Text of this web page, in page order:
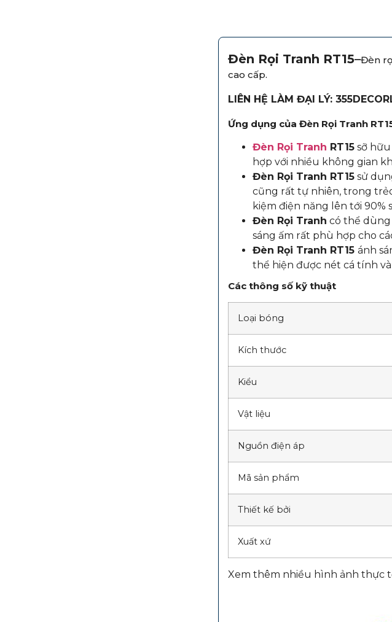
Đèn Rọi Tranh RT15–Đèn
cao cấp.
LIÊN HỆ LÀM ĐẠI LÝ:
Ứng dụng của Đèn Rọi Tranh
Đèn Rọi Tranh RT15sỡ hữu
hợp với nhiều không gian
Đèn Rọi Tranh RT15sử
cũng rất tự nhiên, trong
kiệm điện năng lên tới 90%
Đèn Rọi Tranh có thể dùng
sáng ấm rất phù hợp cho
Đèn Rọi Tranh RT15 ánh
thể hiện được nét cá tính
Các thông số kỹ thuật
Loại bóng
Kích thước
Kiểu
Vật liệu
Nguồn điện áp
Mã sản phẩm
Thiết kế bởi
Xuất xứ
Xem thêm nhiều hình ảnh thực